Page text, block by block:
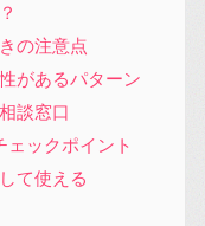
の注意点
があるパターン
談窓口
ェックポイント
て使える